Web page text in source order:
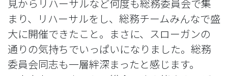
見からリハーサルなど何度も総務委員会で集
まり、リハーサルをし、総務チームみんなで盛
大に開催できたこと。まさに、スローガンの
通りの気持ちでいっぱいになりました。総務
委員会同志も一層絆深まったと感じます。